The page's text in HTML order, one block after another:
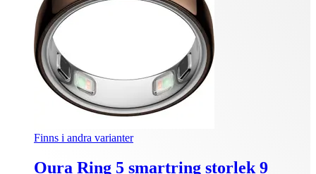
Finns i andra varianter
Oura Ring 5 smartring storlek 9